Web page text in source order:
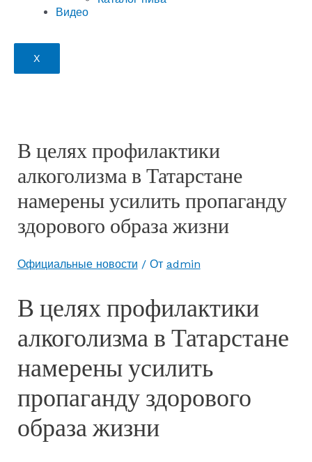
Видео
X
В целях профилактики
алкоголизма в Татарстане
намерены усилить пропаганду
здорового образа жизни
Официальные новости / От admin
В целях профилактики
алкоголизма в Татарстане
намерены усилить
пропаганду здорового
образа жизни